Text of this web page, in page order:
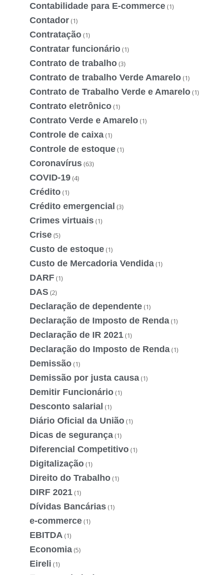
Contabilidade para E-commerce (1)
Contador (1)
Contratação (1)
Contratar funcionário (1)
Contrato de trabalho (3)
Contrato de trabalho Verde Amarelo (1)
Contrato de Trabalho Verde e Amarelo (1)
Contrato eletrônico (1)
Contrato Verde e Amarelo (1)
Controle de caixa (1)
Controle de estoque (1)
Coronavírus (63)
COVID-19 (4)
Crédito (1)
Crédito emergencial (3)
Crimes virtuais (1)
Crise (5)
Custo de estoque (1)
Custo de Mercadoria Vendida (1)
DARF (1)
DAS (2)
Declaração de dependente (1)
Declaração de Imposto de Renda (1)
Declaração de IR 2021 (1)
Declaração do Imposto de Renda (1)
Demissão (1)
Demissão por justa causa (1)
Demitir Funcionário (1)
Desconto salarial (1)
Diário Oficial da União (1)
Dicas de segurança (1)
Diferencial Competitivo (1)
Digitalização (1)
Direito do Trabalho (1)
DIRF 2021 (1)
Dívidas Bancárias (1)
e-commerce (1)
EBITDA (1)
Economia (5)
Eireli (1)